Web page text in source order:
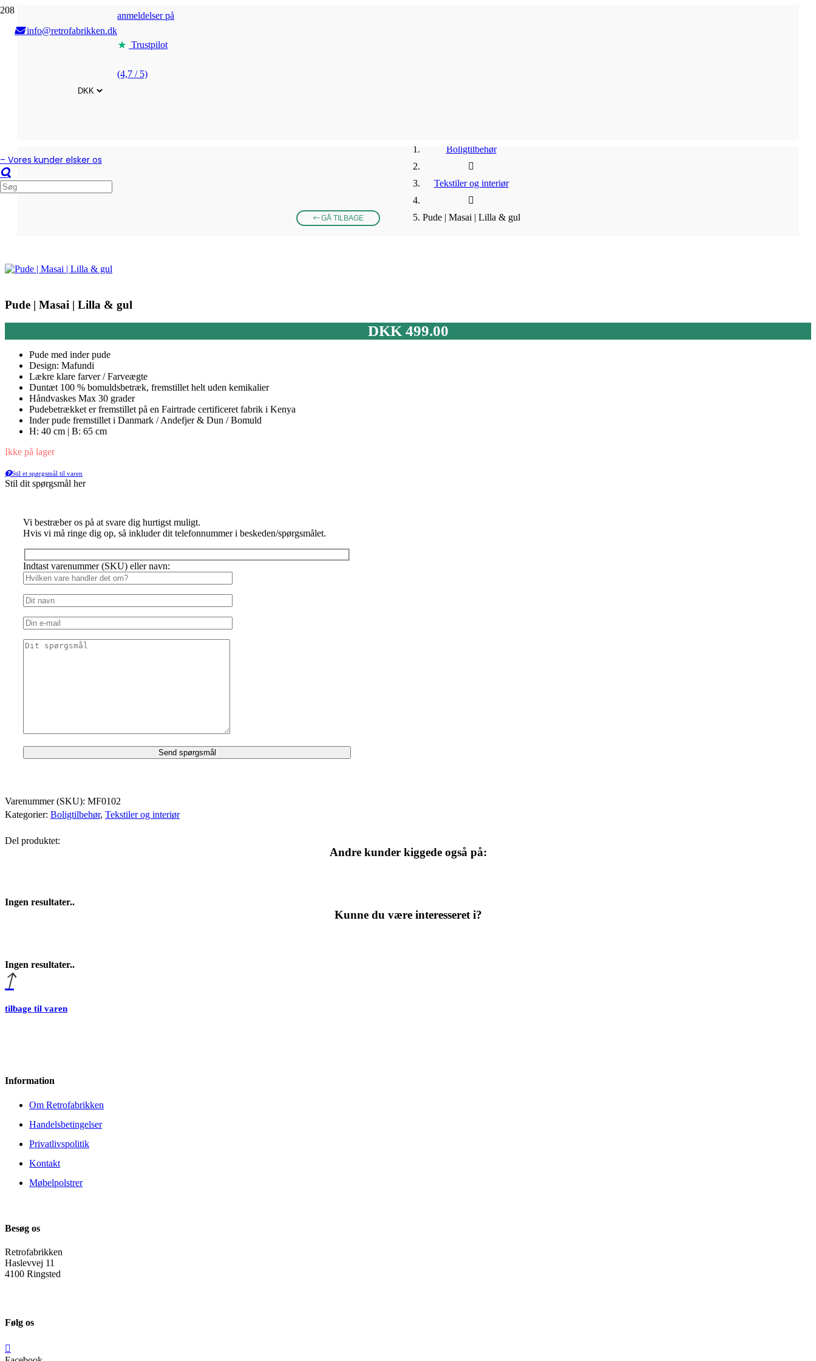
info@retrofabrikken.dk
anmeldelser på
Trustpilot
(4,7 / 5)
– Vores kunder elsker os
GÅ TILBAGE
Boligtilbehør
Tekstiler og interiør
Pude | Masai | Lilla & gul
Pude | Masai | Lilla & gul
DKK499.00
Pude med inder pude
Design: Mafundi
Lækre klare farver / Farveægte
Duntæt 100 % bomuldsbetræk, fremstillet helt uden kemikalier
Håndvaskes Max 30 grader
Pudebetrækket er fremstillet på en Fairtrade certificeret fabrik i Kenya
Inder pude fremstillet i Danmark / Andefjer & Dun / Bomuld
H: 40 cm | B: 65 cm
Ikke på lager
Stil et spørgsmål til varen
Stil dit spørgsmål her
Vi bestræber os på at svare dig hurtigst muligt.
Hvis vi må ringe dig op, så inkluder dit telefonnummer i beskeden/spørgsmålet.
Indtast varenummer (SKU) eller navn:
Varenummer (SKU): MF0102
Kategorier: Boligtilbehør, Tekstiler og interiør
Del produktet:
Andre kunder kiggede også på:
Ingen resultater..
Kunne du være interesseret i?
Ingen resultater..
tilbage til varen
Information
Om Retrofabrikken
Handelsbetingelser
Privatlivspolitik
Kontakt
Møbelpolstrer
Besøg os
Retrofabrikken
Haslevvej 11
4100 Ringsted
Følg os